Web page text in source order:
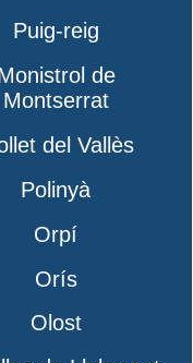
Puig-reig
de
Montserrat
del Vallès
Polinyà
Orpí
Orís
Olost